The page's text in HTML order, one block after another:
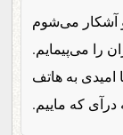
آشکار می‌شوم
را می‌پیمایم.
امیدی به هاتف
درآی که ماییم.